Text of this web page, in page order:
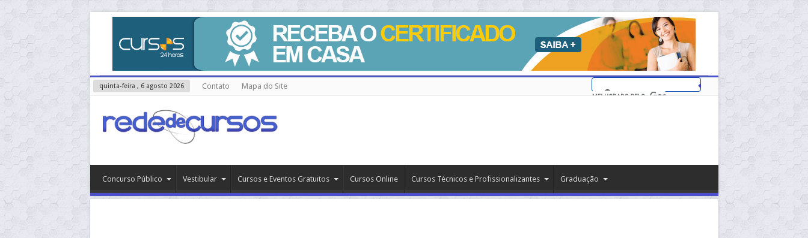
quinta-feira , 6 agosto 2026 Contato Mapa do Site
Concurso Público Vestibular Cursos e Eventos Gratuitos Cursos Online Cursos Técnicos e Profissionalizantes Graduação